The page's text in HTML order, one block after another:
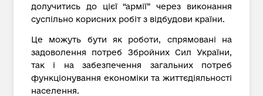
долучитись до цієї “армії” через виконання
суспільно корисних робіт з відбудови країни.
Це можуть бути як роботи, спрямовані на
задоволення потреб Збройних Сил України,
так і на забезпечення загальних потреб
функціонування економіки та життєдіяльності
населення.